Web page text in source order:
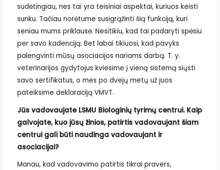
sudėtingiau, nes tai yra teisiniai aspektai, kuriuos keisti
sunku. Tačiau norėtume susigrąžinti šią funkciją, kuri
seniau mums priklausė. Nesitikiu, kad tai padaryti spėsiu
per savo kadenciją. Bet labai tikiuosi, kad pavyks
palengvinti mūsų asociacijos nariams darbą. T. y.
veterinarijos gydytojus kviesime į vieną sistemą siųsti
savo sertifikatus, o mes po dvejų metų už juos
pateiksime deklaraciją VMVT.
Jūs vadovaujate LSMU Biologinių tyrimų centrui. Kaip
galvojate, kuo jūsų žinios, patirtis vadovaujant šiam
centrui gali būti naudinga vadovaujant ir
asociacijai?
Manau, kad vadovavimo patirtis tikrai pravers,